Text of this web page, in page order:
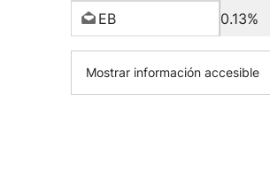
EB
0.13%
Mostrar información accesible